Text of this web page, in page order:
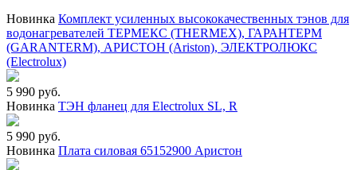
Новинка Комплект усиленных высококачественных тэнов для
водонагревателей ТЕРМЕКС (THERMEX), ГАРАНТЕРМ
(GARANTERM), АРИСТОН (Ariston), ЭЛЕКТРОЛЮКС
(Electrolux)
5 990 руб.
Новинка ТЭН фланец для Electrolux SL, R
5 990 руб.
Новинка Плата силовая 65152900 Аристон